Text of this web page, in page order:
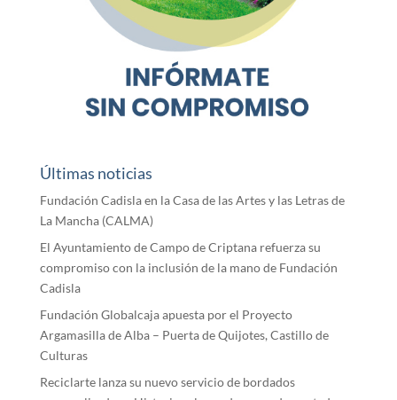
Últimas noticias
Fundación Cadisla en la Casa de las Artes y las Letras de
La Mancha (CALMA)
El Ayuntamiento de Campo de Criptana refuerza su
compromiso con la inclusión de la mano de Fundación
Cadisla
Fundación Globalcaja apuesta por el Proyecto
Argamasilla de Alba – Puerta de Quijotes, Castillo de
Culturas
Reciclarte lanza su nuevo servicio de bordados